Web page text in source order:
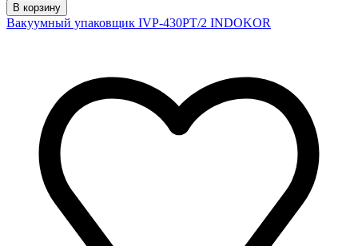
В корзину
Вакуумный упаковщик IVP-430PT/2 INDOKOR